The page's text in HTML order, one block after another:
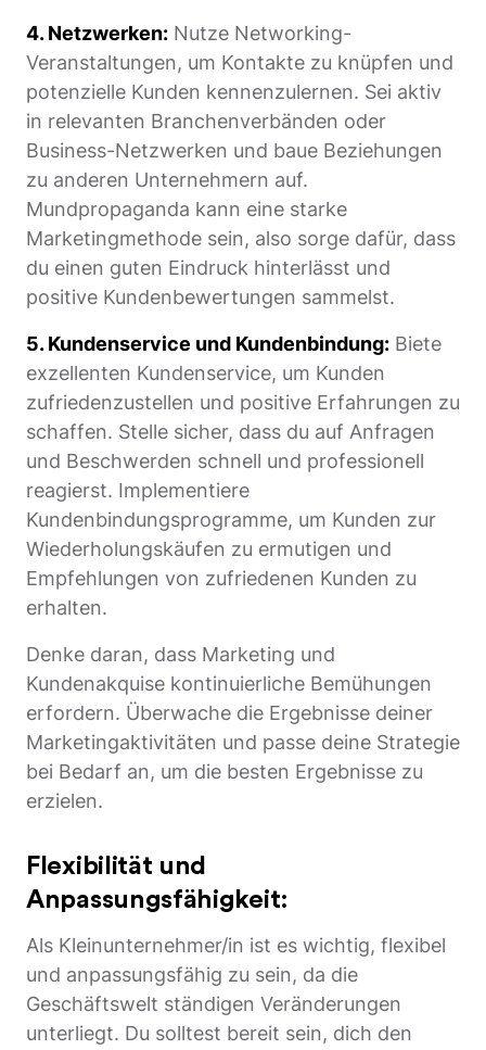
4. Netzwerken: Nutze Networking-
Veranstaltungen, um Kontakte zu knüpfen und
potenzielle Kunden kennenzulernen. Sei aktiv
in relevanten Branchenverbänden oder
Business-Netzwerken und baue Beziehungen
zu anderen Unternehmern auf.
Mundpropaganda kann eine starke
Marketingmethode sein, also sorge dafür, dass
du einen guten Eindruck hinterlässt und
positive Kundenbewertungen sammelst.
5. Kundenservice und Kundenbindung: Biete
exzellenten Kundenservice, um Kunden
zufriedenzustellen und positive Erfahrungen zu
schaffen. Stelle sicher, dass du auf Anfragen
und Beschwerden schnell und professionell
reagierst. Implementiere
Kundenbindungsprogramme, um Kunden zur
Wiederholungskäufen zu ermutigen und
Empfehlungen von zufriedenen Kunden zu
erhalten.
Denke daran, dass Marketing und
Kundenakquise kontinuierliche Bemühungen
erfordern. Überwache die Ergebnisse deiner
Marketingaktivitäten und passe deine Strategie
bei Bedarf an, um die besten Ergebnisse zu
erzielen.
Flexibilität und
Anpassungsfähigkeit:
Als Kleinunternehmer/in ist es wichtig, flexibel
und anpassungsfähig zu sein, da die
Geschäftswelt ständigen Veränderungen
unterliegt. Du solltest bereit sein, dich den